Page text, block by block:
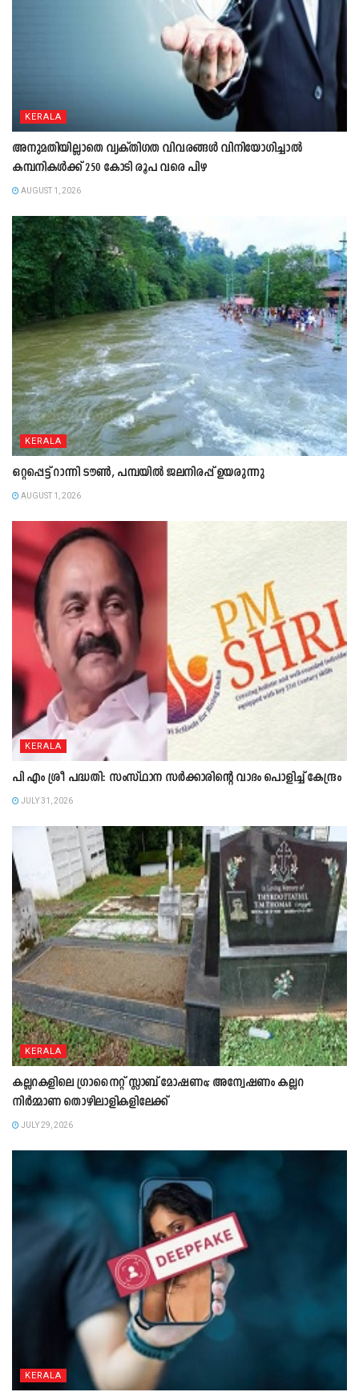
KERALA
അനുമതിയില്ലാതെ വ്യക്തിഗത വിവരങ്ങൾ വിനിയോഗിച്ചാൽ
കമ്പനികൾക്ക് 250 കോടി രൂപ വരെ പിഴ
AUGUST 1, 2026
KERALA
ഒറ്റപ്പെട്ട് റാന്നി ടൗൺ, പമ്പയിൽ ജലനിരപ്പ് ഉയരുന്നു
AUGUST 1, 2026
KERALA
പി എം ശ്രീ പദ്ധതി: സംസ്ഥാന സർക്കാരിന്റെ വാദം പൊളിച്ച് കേന്ദ്രം
JULY 31, 2026
KERALA
കല്ലറകളിലെ ഗ്രാനൈറ്റ് സ്ലാബ് മോഷണം; അന്വേഷണം കല്ലറ
നിർമ്മാണ തൊഴിലാളികളിലേക്ക്
JULY 29, 2026
KERALA